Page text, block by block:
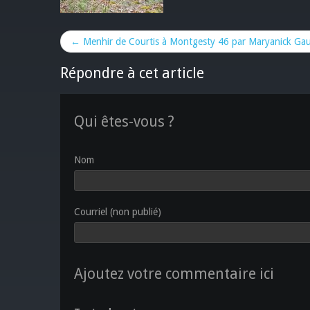
← Menhir de Courtis à Montgesty 46 par Maryanick
Répondre à cet article
Qui êtes-vous ?
Nom
Courriel (non publié)
Ajoutez votre commentaire ici